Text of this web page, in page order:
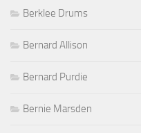
Berklee Drums
Bernard Allison
Bernard Purdie
Bernie Marsden